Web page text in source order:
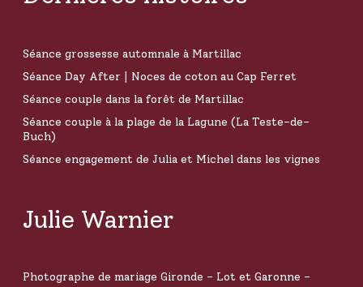
Séance grossesse automnale à Martillac
Séance Day After | Noces de coton au Cap Ferret
Séance couple dans la forêt de Martillac
Séance couple à la plage de la Lagune (La Teste-de-
Buch)
Séance engagement de Julia et Michel dans les vignes
Julie Warnier
Photographe de mariage Gironde - Lot et Garonne -